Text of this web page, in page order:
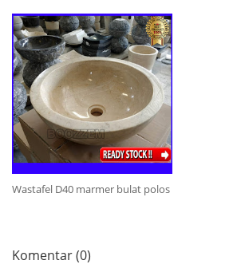
Wastafel D40 marmer bulat polos
Komentar (0)